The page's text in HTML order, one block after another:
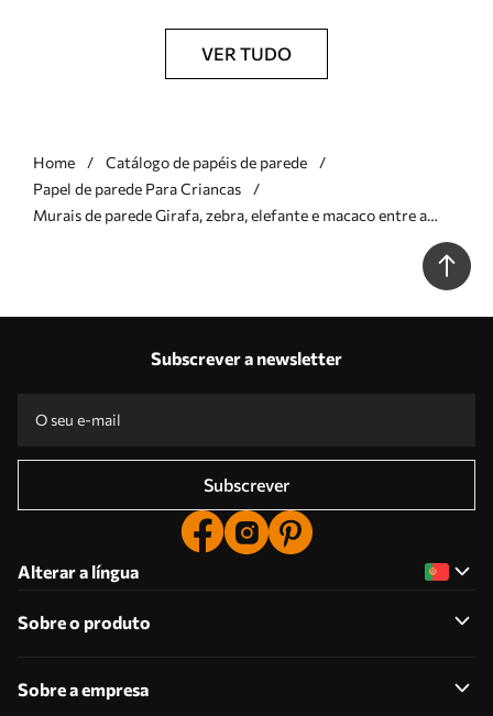
VER TUDO
Home
Catálogo de papéis de parede
Papel de parede Para Criancas
Murais de parede Girafa, zebra, elefante e macaco entre a
Subscrever a newsletter
Subscrever
Alterar a língua
Sobre o produto
Sobre a empresa